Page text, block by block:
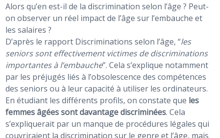
Alors qu’en est-il de la discrimination selon l’âge ? Peut-
on observer un réel impact de l’âge sur l’embauche et
les salaires ?
D’après le rapport Discriminations selon l’âge, “les
seniors sont effectivement victimes de discriminations
importantes à l’embauche”. Cela s’explique notamment
par les préjugés liés à l’obsolescence des compétences
des seniors ou à leur capacité à utiliser les ordinateurs.
En étudiant les différents profils, on constate que les
femmes âgées sont davantage discriminées. Cela
s’expliquerait par un manque de procédures légales qui
couvriraient la discrimination sur le genre et l’âge, mais